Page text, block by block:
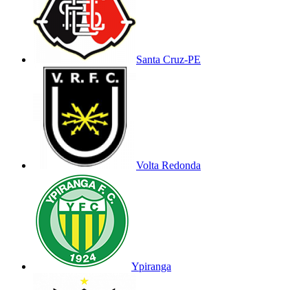
Santa Cruz-PE
Volta Redonda
Ypiranga